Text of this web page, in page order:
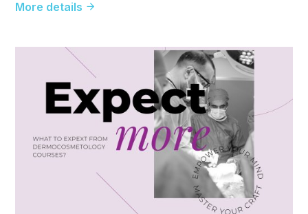
More details